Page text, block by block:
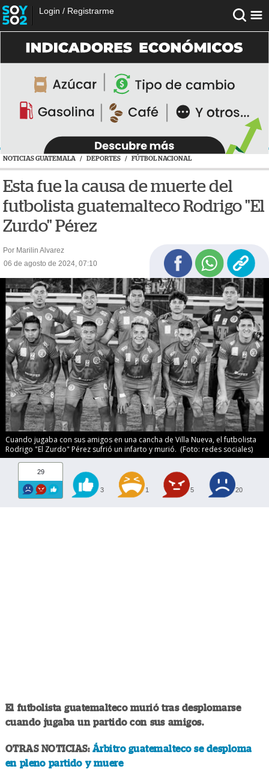
Login / Registrarme
NOTICIAS GUATEMALA / DEPORTES / FÚTBOL NACIONAL
Esta fue la causa de muerte del
futbolista guatemalteco Rodrigo "El
Zurdo" Pérez
Por Marilin Alvarez
06 de agosto de 2024, 07:10
Cuando jugaba con sus amigos en una cancha de Villa Nueva, el futbolista
Rodrigo "El Zurdo" Pérez sufrió un infarto y murió. (Foto: redes sociales)
29
3 1 5 20
El futbolista guatemalteco murió tras desplomarse
cuando jugaba un partido con sus amigos.
OTRAS NOTICIAS: Árbitro guatemalteco se desploma
en pleno partido y muere